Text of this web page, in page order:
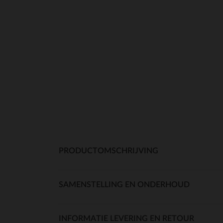
PRODUCTOMSCHRIJVING
SAMENSTELLING EN ONDERHOUD
INFORMATIE LEVERING EN RETOUR